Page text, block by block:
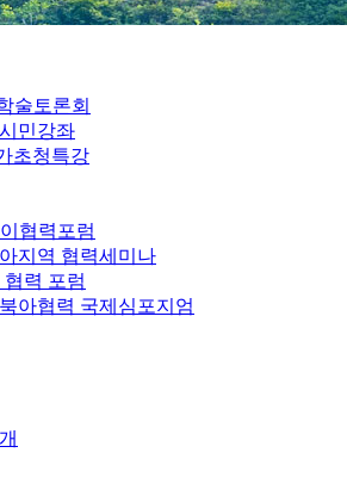
술토론회
민강좌
초청특강
협력포럼
지역 협력세미나
력 포럼
아협력 국제심포지엄